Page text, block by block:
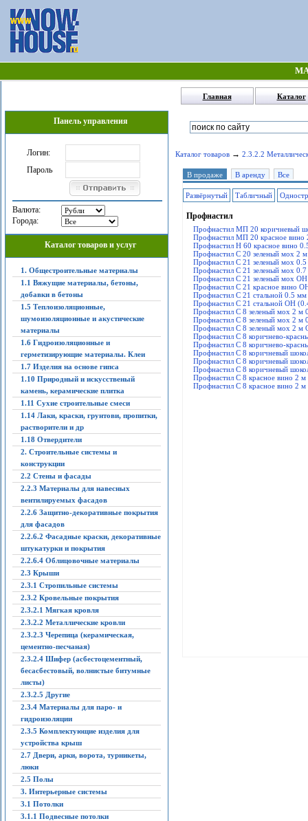
Главная Каталог
Панель управления
Логин:
Пароль
Валюта:
Города:
Каталог товаров и услуг
1. Общестроительные материалы
1.1 Вяжущие материалы, бетоны,
добавки в бетоны
1.5 Теплоизоляционные,
шумоизоляционные и акустические
материалы
1.6 Гидроизоляционные и
герметизирующие материалы. Клеи
1.7 Изделия на основе гипса
1.10 Природный и искусственый
камень, керамические плитка
1.11 Сухие строительные смеси
1.14 Лаки, краски, грунтови, пропитки,
растворители и др
1.18 Отвердители
2. Строительные системы и
конструкции
2.2 Стены и фасады
2.2.3 Материалы для навесных
вентилируемых фасадов
2.2.6 Защитно-декоративные покрытия
для фасадов
2.2.6.2 Фасадные краски, декоративные
штукатурки и покрытия
2.2.6.4 Облицовочные материалы
2.3 Крыши
2.3.1 Стропильные системы
2.3.2 Кровельные покрытия
2.3.2.1 Мягкая кровля
2.3.2.2 Металлические кровли
2.3.2.3 Черепица (керамическая,
цементно-песчаная)
2.3.2.4 Шифер (асбестоцементный,
бесасбестовый, волнистые битумные
листы)
2.3.2.5 Другие
2.3.4 Материалы для паро- и
гидроизоляции
2.3.5 Комплектующие изделия для
устройства крыш
2.7 Двери, арки, ворота, турникеты,
люки
2.5 Полы
3. Интерьерные системы
3.1 Потолки
3.1.1 Подвесные потолки
Каталог товаров→ 2.3.2.2
В продаже В аренду Все
Развёрнутый Табличный
Профнастил
Профнастил МП 20 коричневый
Профнастил МП 20 красное
Профнастил Н 60 красное вино
Профнастил С 20 зеленый мох 2
Профнастил С 21 зеленый мох
Профнастил С 21 зеленый мох
Профнастил С 21 зеленый мох
Профнастил С 21 красное вино
Профнастил С 21 стальной 0.5 мм
Профнастил С 21 стальной ОН
Профнастил С 8 зеленый мох 2 м
Профнастил С 8 зеленый мох 2 м
Профнастил С 8 зеленый мох 2
Профнастил С 8 коричнево-
Профнастил С 8 коричнево-
Профнастил С 8 коричневый
Профнастил С 8 коричневый
Профнастил С 8 коричневый
Профнастил С 8 красное вино 2
Профнастил С 8 красное вино 2